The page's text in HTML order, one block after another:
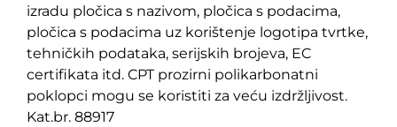
izradu pločica s nazivom, pločica s podacima,
pločica s podacima uz korištenje logotipa tvrtke,
tehničkih podataka, serijskih brojeva, EC
certifikata itd. CPT prozirni polikarbonatni
poklopci mogu se koristiti za veću izdržljivost.
Kat.br. 88917